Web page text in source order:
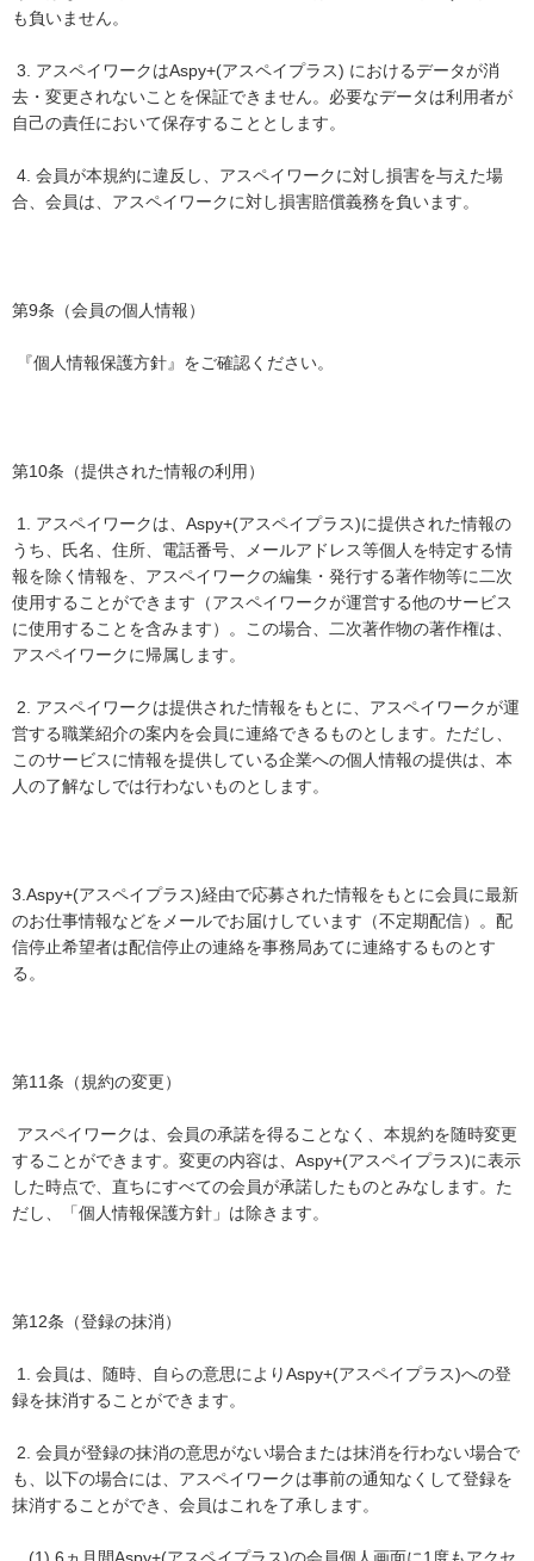
も負いません。
3. アスペイワークはAspy+(アスペイプラス) におけるデータが消
去・変更されないことを保証できません。必要なデータは利用者が
自己の責任において保存することとします。
4. 会員が本規約に違反し、アスペイワークに対し損害を与えた場
合、会員は、アスペイワークに対し損害賠償義務を負います。
第9条（会員の個人情報）
『個人情報保護方針』をご確認ください。
第10条（提供された情報の利用）
1. アスペイワークは、Aspy+(アスペイプラス)に提供された情報の
うち、氏名、住所、電話番号、メールアドレス等個人を特定する情
報を除く情報を、アスペイワークの編集・発行する著作物等に二次
使用することができます（アスペイワークが運営する他のサービス
に使用することを含みます）。この場合、二次著作物の著作権は、
アスペイワークに帰属します。
2. アスペイワークは提供された情報をもとに、アスペイワークが運
営する職業紹介の案内を会員に連絡できるものとします。ただし、
このサービスに情報を提供している企業への個人情報の提供は、本
人の了解なしでは行わないものとします。
3.Aspy+(アスペイプラス)経由で応募された情報をもとに会員に最新
のお仕事情報などをメールでお届けしています（不定期配信）。配
信停止希望者は配信停止の連絡を事務局あてに連絡するものとす
る。
第11条（規約の変更）
アスペイワークは、会員の承諾を得ることなく、本規約を随時変更
することができます。変更の内容は、Aspy+(アスペイプラス)に表示
した時点で、直ちにすべての会員が承諾したものとみなします。た
だし、「個人情報保護方針」は除きます。
第12条（登録の抹消）
1. 会員は、随時、自らの意思によりAspy+(アスペイプラス)への登
録を抹消することができます。
2. 会員が登録の抹消の意思がない場合または抹消を行わない場合で
も、以下の場合には、アスペイワークは事前の通知なくして登録を
抹消することができ、会員はこれを了承します。